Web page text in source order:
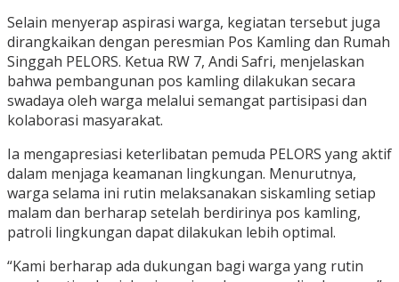
Selain menyerap aspirasi warga, kegiatan tersebut juga
dirangkaikan dengan peresmian Pos Kamling dan Rumah
Singgah PELORS. Ketua RW 7, Andi Safri, menjelaskan
bahwa pembangunan pos kamling dilakukan secara
swadaya oleh warga melalui semangat partisipasi dan
kolaborasi masyarakat.
Ia mengapresiasi keterlibatan pemuda PELORS yang aktif
dalam menjaga keamanan lingkungan. Menurutnya,
warga selama ini rutin melaksanakan siskamling setiap
malam dan berharap setelah berdirinya pos kamling,
patroli lingkungan dapat dilakukan lebih optimal.
“Kami berharap ada dukungan bagi warga yang rutin